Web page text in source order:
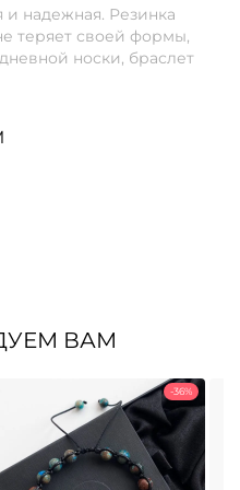
и надежная. Резинка
теряет своей формы,
носки, браслет
ВАМ
-36%